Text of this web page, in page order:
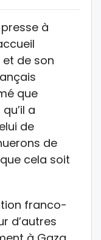
à
de son
que
a
de
de
cela soit
franco-
d’autres